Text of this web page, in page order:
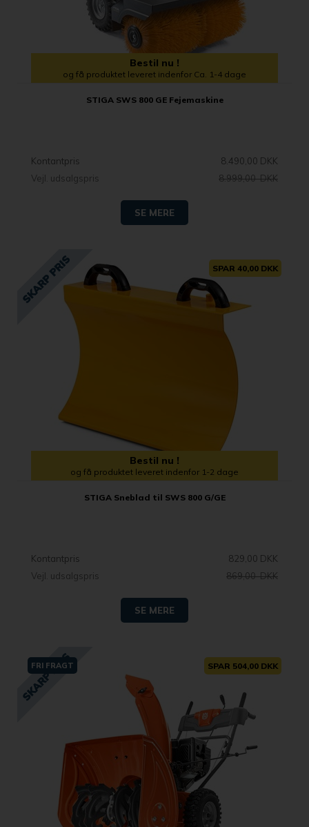
Bestil nu !
og få produktet leveret indenfor Ca. 1-4 dage
STIGA SWS 800 GE Fejemaskine
Kontantpris
8.490,00 DKK
Vejl. udsalgspris
8.999,00 DKK
SE MERE
SPAR 40,00 DKK
Bestil nu !
og få produktet leveret indenfor 1-2 dage
STIGA Sneblad til SWS 800 G/GE
Kontantpris
829,00 DKK
Vejl. udsalgspris
869,00 DKK
SE MERE
FRI FRAGT SPAR 504,00 DKK